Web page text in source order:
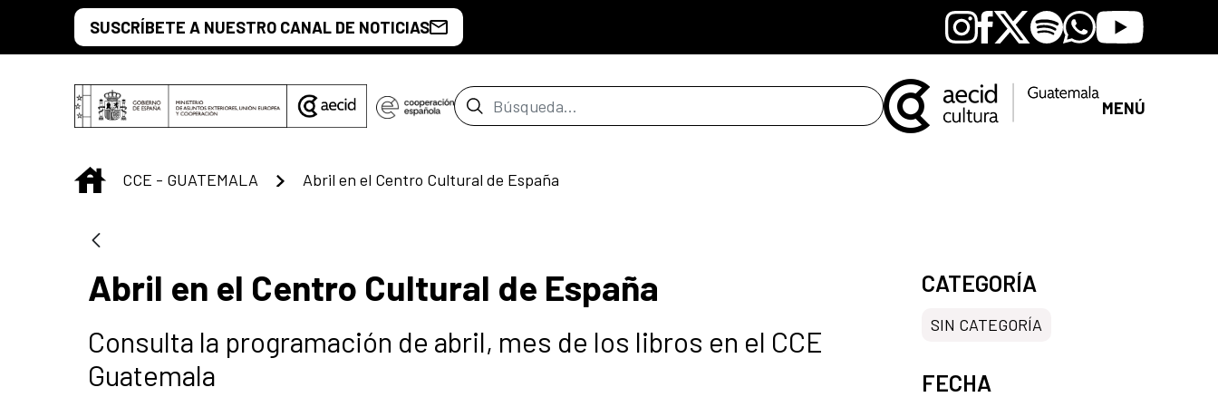
Saltar al contenido principal
SUSCRÍBETE A NUESTRO CANAL DE NOTICIAS Instagram
Facebook
X SpotifyWhatsapp
Youtube
Barra de búsqueda MENÚ
INICIO
CCE - GUATEMALA Abril en el Centro Cultural de España
Abril en el Centro Cultural de España
Consulta la programación de abril, mes de los libros en el CCE
Guatemala
CATEGORÍA
SIN CATEGORÍA
FECHA